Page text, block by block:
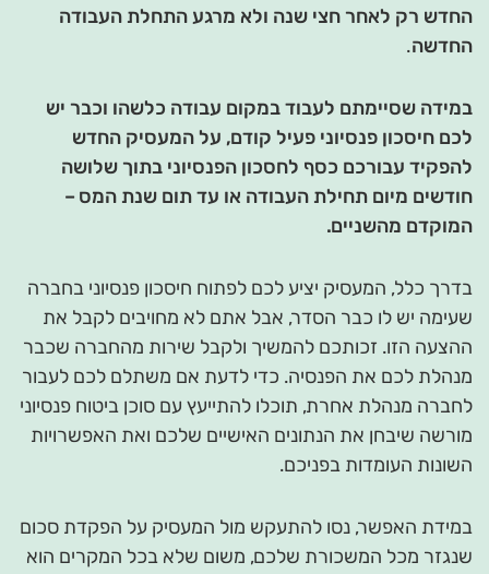
החדש רק לאחר חצי שנה ולא מרגע התחלת העבודה
החדשה.
במידה שסיימתם לעבוד במקום עבודה כלשהו וכבר יש
לכם חיסכון פנסיוני פעיל קודם, על המעסיק החדש
להפקיד עבורכם כסף לחסכון הפנסיוני בתוך שלושה
חודשים מיום תחילת העבודה או עד תום שנת המס –
המוקדם מהשניים.
בדרך כלל, המעסיק יציע לכם לפתוח חיסכון פנסיוני בחברה
שעימה יש לו כבר הסדר, אבל אתם לא מחויבים לקבל את
ההצעה הזו. זכותכם להמשיך ולקבל שירות מהחברה שכבר
מנהלת לכם את הפנסיה. כדי לדעת אם משתלם לכם לעבור
לחברה מנהלת אחרת, תוכלו להתייעץ עם סוכן ביטוח פנסיוני
מורשה שיבחן את הנתונים האישיים שלכם ואת האפשרויות
השונות העומדות בפניכם.
במידת האפשר, נסו להתעקש מול המעסיק על הפקדת סכום
שנגזר מכל המשכורת שלכם, משום שלא בכל המקרים הוא